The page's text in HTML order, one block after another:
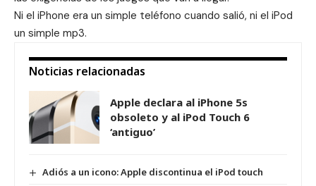
Ni el iPhone era un simple teléfono cuando salió, ni el iPod
un simple mp3.
Noticias relacionadas
Apple declara al iPhone 5s
obsoleto y al iPod Touch 6
‘antiguo’
Adiós a un icono: Apple discontinua el iPod touch